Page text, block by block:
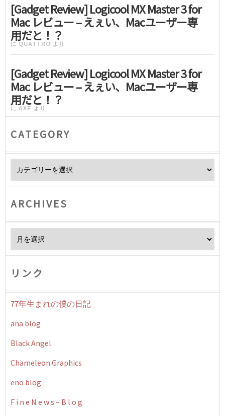
[Gadget Review] Logicool MX Master 3 for
Mac レビュー – えぇい、Macユーザー専
用だと！？
に QUATTRO より
[Gadget Review] Logicool MX Master 3 for
Mac レビュー – えぇい、Macユーザー専
用だと！？
に AXE より
CATEGORY
ARCHIVES
リンク
77年生まれの僕の日記
ana blog
Black Angel
Chameleon Graphics
eno blog
F i n e N e w s – B l o g